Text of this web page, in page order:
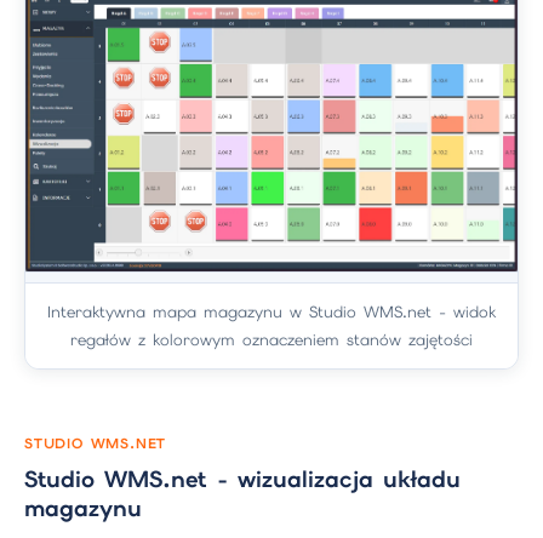
Interaktywna mapa magazynu w Studio WMS.net - widok
regałów z kolorowym oznaczeniem stanów zajętości
STUDIO WMS.NET
Studio WMS.net - wizualizacja układu
magazynu